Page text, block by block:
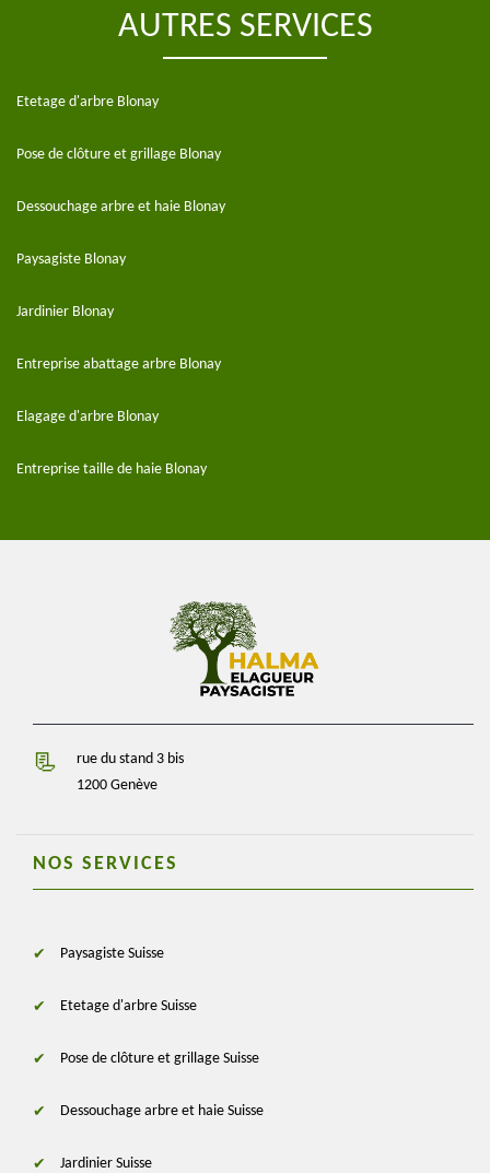
AUTRES SERVICES
Etetage d'arbre Blonay
Pose de clôture et grillage Blonay
Dessouchage arbre et haie Blonay
Paysagiste Blonay
Jardinier Blonay
Entreprise abattage arbre Blonay
Elagage d'arbre Blonay
Entreprise taille de haie Blonay
rue du stand 3 bis
1200 Genève
NOS SERVICES
Paysagiste Suisse
Etetage d'arbre Suisse
Pose de clôture et grillage Suisse
Dessouchage arbre et haie Suisse
Jardinier Suisse